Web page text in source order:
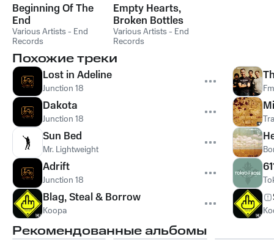
Beginning Of The
End
Various Artists - End
Records
Empty Hearts,
Broken Bottles
Various Artists - End
Records
Похожие треки
Lost in Adeline
Junction 18
Dakota
Junction 18
Sun Bed
Mr. Lightweight
Adrift
Junction 18
Blag, Steal & Borrow
Koopa
Рекомендованные альбомы